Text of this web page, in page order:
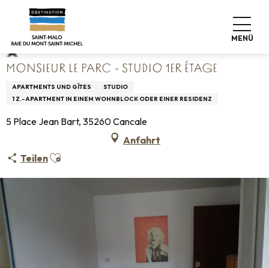
contenu
principal
MENÜ
Startseite
MONSIEUR LE PARC - STUDIO 1ER ÉTAGE
APARTMENTS UND GÎTES
STUDIO
1 Z.-APARTMENT IN EINEM WOHNBLOCK ODER EINER RESIDENZ
5 Place Jean Bart, 35260 Cancale
Anfahrt
TeilenAjouter aux favoris